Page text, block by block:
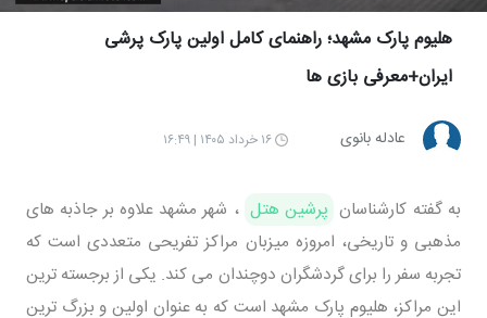
هلیوم پارک مشهد؛ راهنمای کامل اولین پارک پرشی
ایران+معرفی بازی ها
عادله بانوی ۱۶ خرداد ۱۴۰۵ | ۱۶:۴۹
به گفته کارشناسان پرشین هتل ، شهر مشهد علاوه بر جاذبه های
مذهبی و تاریخی، امروزه میزبان مراکز تفریحی متعددی است که
تجربه سفر را برای گردشگران دوچندان می کند. یکی از برجسته ترین
این مراکز، هلیوم پارک مشهد است که به عنوان اولین و بزرگ ترین